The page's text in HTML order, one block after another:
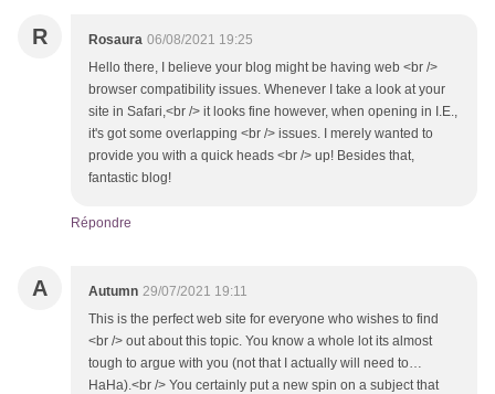
R Rosaura 06/08/2021 19:25
Hello there, I believe your blog might be having web <br />
browser compatibility issues. Whenever I take a look at your
site in Safari,<br /> it looks fine however, when opening in I.E.,
it's got some overlapping <br /> issues. I merely wanted to
provide you with a quick heads <br /> up! Besides that,
fantastic blog!
Répondre
A Autumn 29/07/2021 19:11
This is the perfect web site for everyone who wishes to find
<br /> out about this topic. You know a whole lot its almost
tough to argue with you (not that I actually will need to…
HaHa).<br /> You certainly put a new spin on a subject that